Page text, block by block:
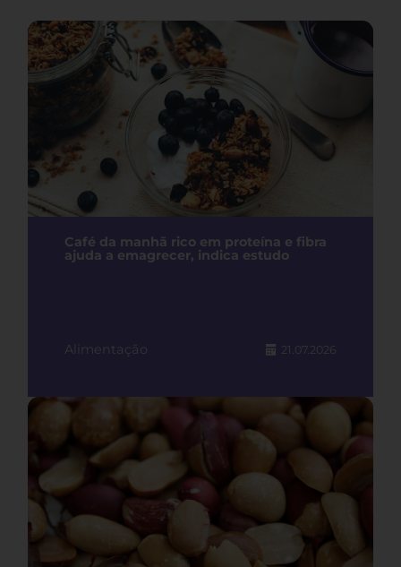
Café da manhã rico em proteína e fibra
ajuda a emagrecer, indica estudo
Alimentação 21.07.2026